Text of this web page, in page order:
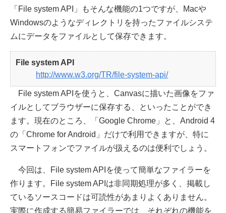
「File system API」もそんな機能の1つですが、Macや
Windowsのようなディレクトリを持ったファイルシステ
ムにデータをファイルとして保存できます。
File system API
http://www.w3.org/TR/file-system-api/
File system APIを使うと、Canvasに描いた画像をファ
イルとしてブラウザーに保存する、といったことができ
ます。現在のところ、「Google Chrome」と、Android 4
の「Chrome for Android」だけで利用できますが、特に
スマートフォンでファイルが扱えるのは便利でしょう。
今回は、File system APIを使って簡単なファイラーを
作ります。File system APIは非同期処理が多く、掲載し
ているソースコードは可読性があまりよくありません。
実際に作成する簡易ファイラーでは、それぞれの機能を